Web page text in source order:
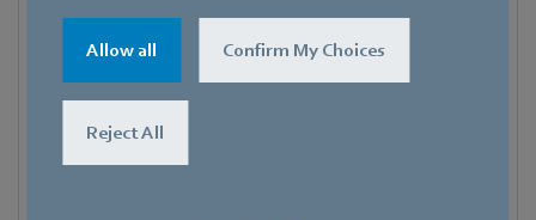
Allow all Confirm My Choices
Reject All
Bereichsleiter Unternehmenskommunikation & Politik
Bachmühle 2,74673 Mulfingen